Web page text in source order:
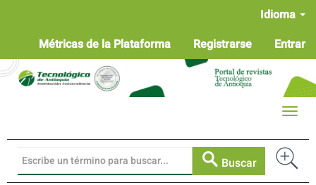
Contenido
principal
Barra
lateral
Idioma
Métricas de la Plataforma
Registrarse Entrar
Buscar
Toggle